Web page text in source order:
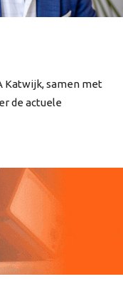
Katwijk, samen met
de actuele